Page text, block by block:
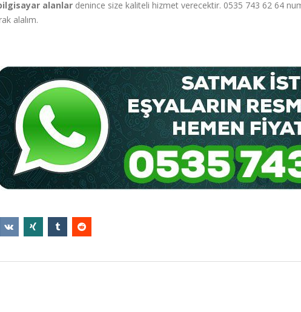
alanlar denince size kaliteli hizmet verecektir. 0535 743 62 64
alalım.